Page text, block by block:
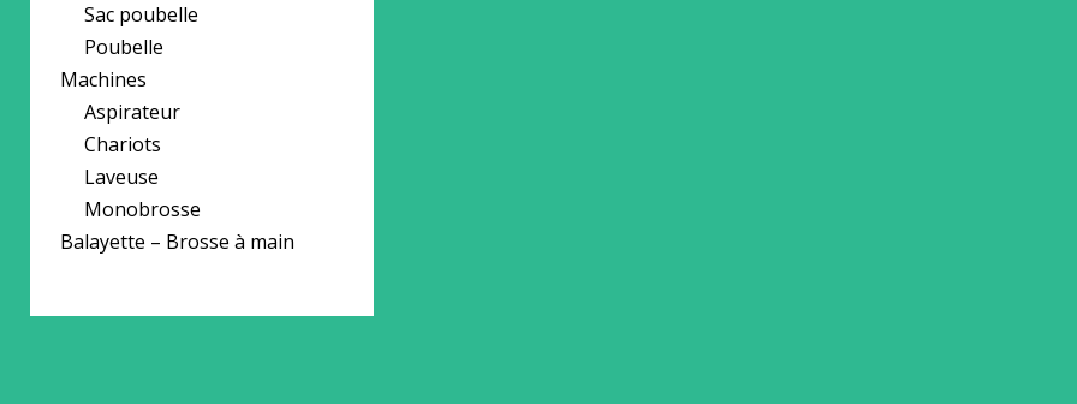
Sac poubelle
Poubelle
Machines
Aspirateur
Chariots
Laveuse
Monobrosse
Balayette – Brosse à main